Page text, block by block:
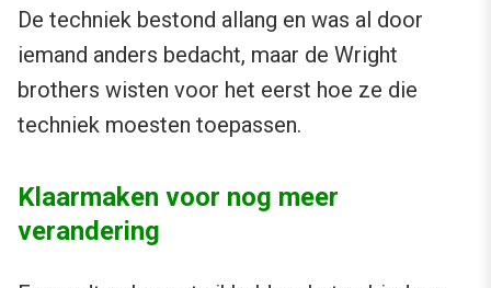
De techniek bestond allang en was al door
iemand anders bedacht, maar de Wright
brothers wisten voor het eerst hoe ze die
techniek moesten toepassen.
Klaarmaken voor nog meer
verandering